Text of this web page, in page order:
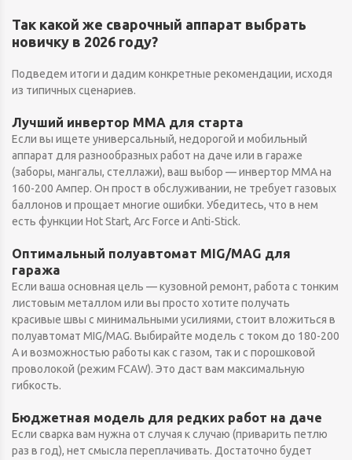
Так какой же сварочный аппарат выбрать
новичку в 2026 году?
Подведем итоги и дадим конкретные рекомендации, исходя
из типичных сценариев.
Лучший инвертор MMA для старта
Если вы ищете универсальный, недорогой и мобильный
аппарат для разнообразных работ на даче или в гараже
(заборы, мангалы, стеллажи), ваш выбор — инвертор MMA на
160-200 Ампер. Он прост в обслуживании, не требует газовых
баллонов и прощает многие ошибки. Убедитесь, что в нем
есть функции Hot Start, Arc Force и Anti-Stick.
Оптимальный полуавтомат MIG/MAG для
гаража
Если ваша основная цель — кузовной ремонт, работа с тонким
листовым металлом или вы просто хотите получать
красивые швы с минимальными усилиями, стоит вложиться в
полуавтомат MIG/MAG. Выбирайте модель с током до 180-200
А и возможностью работы как с газом, так и с порошковой
проволокой (режим FCAW). Это даст вам максимальную
гибкость.
Бюджетная модель для редких работ на даче
Если сварка вам нужна от случая к случаю (приварить петлю
раз в год), нет смысла переплачивать. Достаточно будет